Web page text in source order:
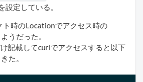
設定している。
ト時のLocationでアクセス時の
うだった。
記載してcurlでアクセスすると以下
た。